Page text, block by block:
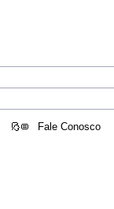
Fale Conosco